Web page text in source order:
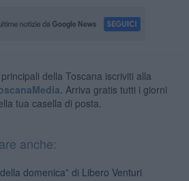
della Toscana iscriviti alla
Arriva gratis tutti i giorni
tua casella di posta.
anche:
domenica” di Libero Venturi